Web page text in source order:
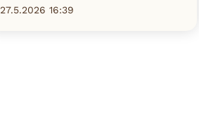
27.5.2026 16:39